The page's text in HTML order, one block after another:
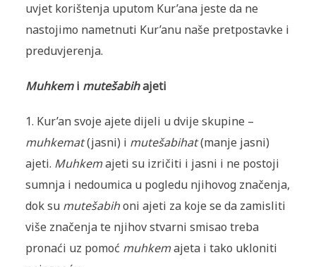
uvjet korištenja uputom Kur’ana jeste da ne
nastojimo nametnuti Kur’anu naše pretpostavke i
preduvjerenja.
Muhkemi mutešabihajeti
1. Kur’an svoje ajete dijeli u dvije skupine –
muhkemat(jasni) i mutešabihat(manje jasni)
ajeti. Muhkemajeti su izričiti i jasni i ne postoji
sumnja i nedoumica u pogledu njihovog značenja,
dok su mutešabihoni ajeti za koje se da zamisliti
više značenja te njihov stvarni smisao treba
pronaći uz pomoć muhkemajeta i tako ukloniti